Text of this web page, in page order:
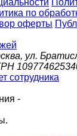
по
оферты
ул.
-